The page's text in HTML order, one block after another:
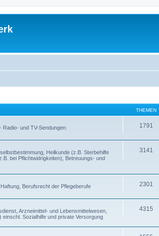
THEMEN
und TV-Sendungen.
1791
Heilkunde (z.B. Sterbehilfe
bei Pflichtwidrigkeiten), Betreuungs- und
3141
Berufsrecht der Pflegeberufe
2301
Arzneimittel- und Lebensmittelwesen,
Sozialhilfe und private Versorgung
4315